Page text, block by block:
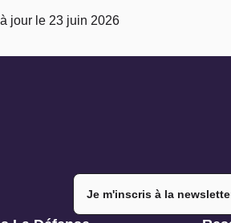
jour le 23 juin 2026
Je m'inscris à la